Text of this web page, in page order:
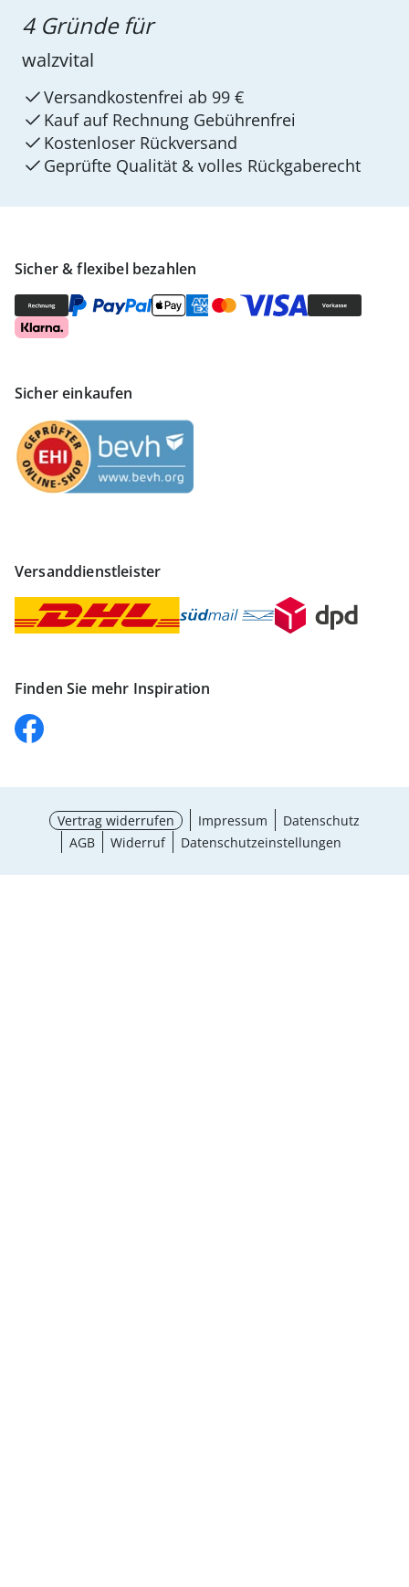
Sicher & flexibel bezahlen
Sicher einkaufen
Versanddienstleister
Finden Sie mehr Inspiration
4 Gründe für
walzvital
Versandkostenfrei ab 99 €
Kauf auf Rechnung Gebührenfrei
Kostenloser Rückversand
Geprüfte Qualität & volles Rückgaberecht
Vertrag widerrufen Impressum
Datenschutz
AGB
Widerruf Datenschutzeinstellungen